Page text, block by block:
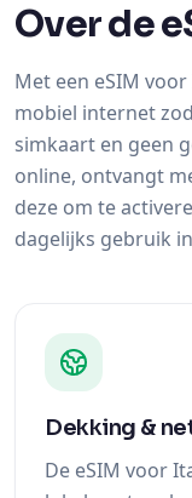
Over de
Met een eSIM
mobiel internet
simkaart en geen
online, ontvangt
deze om te
dagelijks gebruik
Dekking &
De eSIM voor